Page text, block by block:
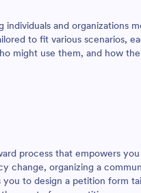
and organizations
to fit various scenarios,
might use them, and how
process that empowers
change, organizing a
to design a petition form